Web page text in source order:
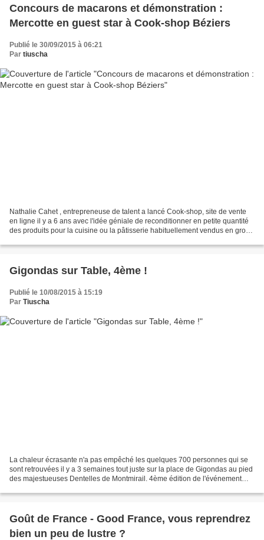
Concours de macarons et démonstration :
Mercotte en guest star à Cook-shop Béziers
Publié le 30/09/2015 à 06:21
Par tiuscha
Nathalie Cahet , entrepreneuse de talent a lancé Cook-shop, site de vente
en ligne il y a 6 ans avec l'idée géniale de reconditionner en petite quantité
des produits pour la cuisine ou la pâtisserie habituellement vendus en gros,
Gigondas sur Table, 4ème !
Publié le 10/08/2015 à 15:19
Par Tiuscha
La chaleur écrasante n'a pas empêché les quelques 700 personnes qui se
sont retrouvées il y a 3 semaines tout juste sur la place de Gigondas au pied
des majestueuses Dentelles de Montmirail. 4ème édition de l'événement
Goût de France - Good France, vous reprendrez
bien un peu de lustre ?